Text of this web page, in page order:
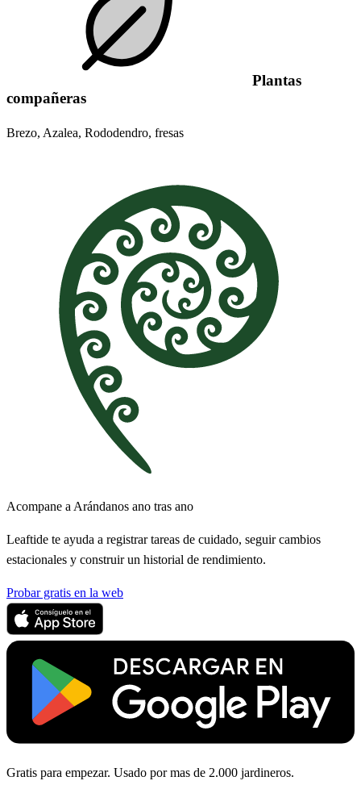
Plantas
compañeras
Brezo, Azalea, Rododendro, fresas
Acompane a Arándanos ano tras ano
Leaftide te ayuda a registrar tareas de cuidado, seguir cambios
estacionales y construir un historial de rendimiento.
Probar gratis en la web
Gratis para empezar. Usado por mas de 2.000 jardineros.